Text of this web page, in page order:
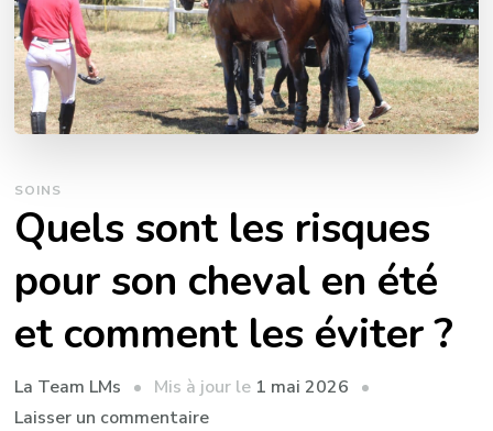
SOINS
Quels sont les risques
pour son cheval en été
et comment les éviter ?
La Team LMs Mis à jour le 1 mai 2026
Laisser un commentairesur